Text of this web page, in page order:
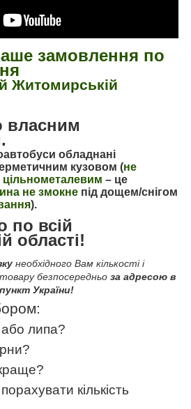
замовлення по
Житомирській
власним
обладнані
кузовом (не
– це
не змокне під дощем/снігом
).
всій
області!
необхідного Вам кількості і
безпосередньо за адресою в
України!
або липа?
кількість